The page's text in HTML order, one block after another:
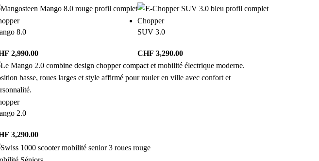
8.0
2,990.00
Chopper
SUV 3.0
CHF 3,290.00
2.0
3,290.00